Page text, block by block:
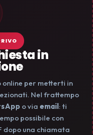
in
per metterti in
Nel frattempo
o via email: ti
possibile con
dopo una chiamata